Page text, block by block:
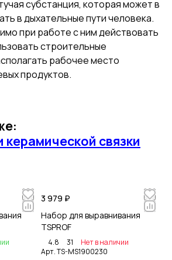
субстанция, которая может в
в дыхательные пути человека.
при работе с ним действовать
строительные
рабочее место
продуктов.
связки
3 979 ₽
Набор для выравнивания
TSPROF
4.8 31
Нет в наличии
Арт.TS-MS1900230